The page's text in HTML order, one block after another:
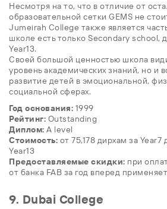
Несмотря на то, что в отличие от
образовательной сетки GEMS не
Jumeirah College также является
школе есть только Secondary school,
Year13.
Своей большой ценностью школа
уровень академических знаний, но и
развитие детей в эмоциональной,
социальной сферах.
Год основания: 1999
Рейтинг: Outstanding
Диплом: A level
Стоимость: от 75,178 дирхам за
Year13
Предоставляемые скидки: при
от банка FAB за год вперед
9. Dubai College